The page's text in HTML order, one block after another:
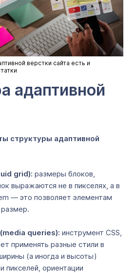
верстки сайта есть и
адаптивной
структуры адаптивной
grid): размеры блоков,
выражаются не в пикселях, а в
— это позволяет элементам
queries): инструмент CSS,
применять разные стили в
(а иногда и высоты)
пикселей, ориентации